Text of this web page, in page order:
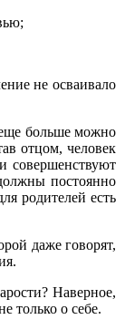
не осваивало
больше можно
отцом, человек
совершенствуют
постоянно
родителей есть
даже говорят,
Наверное,
только о себе.